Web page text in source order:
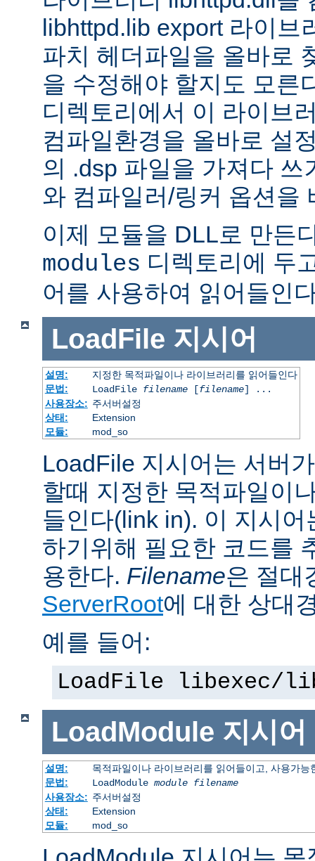
libhttpd.lib export 라이브
파치 헤더파일을 올바로
을 수정해야 할지도 모른
디렉토리에서 이 라이브
컴파일환경을 올바로 설
의 .dsp 파일을 가져다 쓰
와 컴파일러/링커 옵션을
이제 모듈을 DLL로 만든
modules 디렉토리에 두
어를 사용하여 읽어들인
LoadFile 지시어
설명:
지정한 목적파일이나 라이브러리를 읽어들인다
문법:
LoadFile filename[filename] ...
사용장소: 주서버설정
상태:
Extension
모듈:
mod_so
LoadFile 지시어는 서버
할때 지정한 목적파일이
들인다(link in). 이 지시
하기위해 필요한 코드를
용한다. Filename은 절대
ServerRoot에 대한 상대
예를 들어:
LoadFile libexec/
LoadModule 지시어
설명:
목적파일이나 라이브러리를 읽어들이고, 사용가능
문법:
LoadModule module filename
사용장소: 주서버설정
상태:
Extension
모듈:
mod_so